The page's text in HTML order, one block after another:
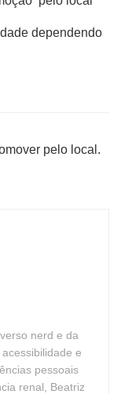
dependendo
pelo local.
nerd e da
e
pessoais
renal, Beatriz